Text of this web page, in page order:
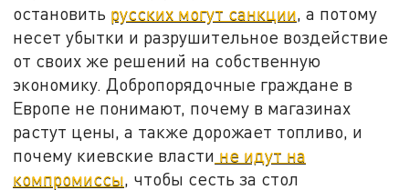
остановить русских могут санкции , а потому
несет убытки и разрушительное воздействие
от своих же решений на собственную
экономику. Добропорядочные граждане в
Европе не понимают, почему в магазинах
растут цены, а также дорожает топливо, и
почему киевские власти не идут на
компромиссы , чтобы сесть за стол